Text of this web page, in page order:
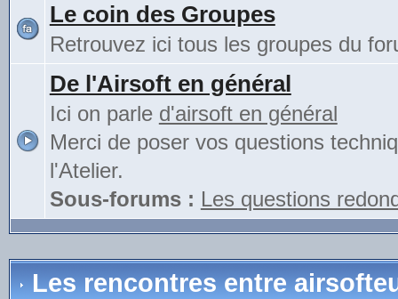
Le coin des Groupes
Retrouvez ici tous les groupes du
De l'Airsoft en général
Ici on parle d'airsoft en général
Merci de poser vos questions
l'Atelier.
Sous-forums : Les questions
Les rencontres entre